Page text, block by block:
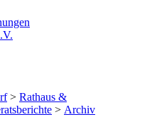
> Rathaus &
> Archiv